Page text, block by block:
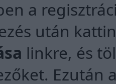
a
után
linkre, és
Ezután